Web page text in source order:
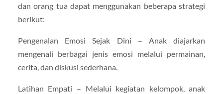
dan orang tua dapat menggunakan beberapa strategi
berikut:
Pengenalan Emosi Sejak Dini – Anak diajarkan
mengenali berbagai jenis emosi melalui permainan,
cerita, dan diskusi sederhana.
Latihan Empati – Melalui kegiatan kelompok, anak